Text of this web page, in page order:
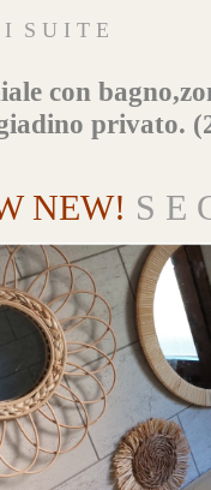
L E
con
privato.
NEW! S E